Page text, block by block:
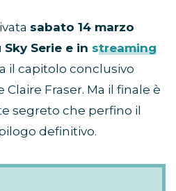
sabato 14 marzo
Serie e in streaming
il capitolo conclusivo
Fraser. Ma il finale è
segreto che perfino il
definitivo.